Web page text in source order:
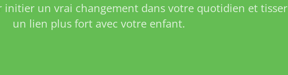
initier un vrai changement dans votre quotidien et tisser
un lien plus fort avec votre enfant.